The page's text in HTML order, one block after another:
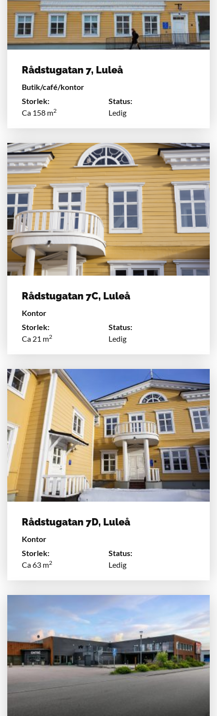
Rådstugatan 7, Luleå
Butik/café/kontor
Storlek:
Status:
Ca 158 m2 Ledig
Rådstugatan 7C, Luleå
Kontor
Storlek:
Status:
Ca 21 m2 Ledig
Rådstugatan 7D, Luleå
Kontor
Storlek:
Status:
Ca 63 m2 Ledig